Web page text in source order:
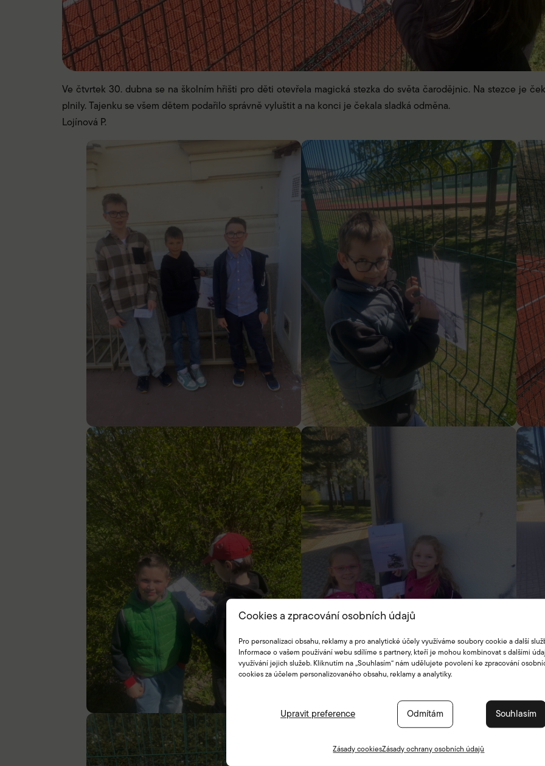
Cookies a zpracování osobních údajů
Pro personalizaci obsahu, reklamy a pro analytické účely využíváme soubory cookie a další
Informace o vašem používání webu sdílíme s partnery, kteří je mohou kombinovat s dalšími
využívání jejich služeb. Kliknutím na „Souhlasím“ nám udělujete povolení ke zpracování
cookies za účelem personalizovaného obsahu, reklamy a analytiky.
Souhlasím
Odmítám
Upravit preference
Zásady cookiesZásady ochrany osobních údajů
Ve čtvrtek 30. dubna se na školním hřišti pro děti otevřela magická stezka do světa čarodějnic. Na stezce je
plnily. Tajenku se všem dětem podařilo správně vyluštit a na konci je čekala sladká odměna.
Lojínová P.